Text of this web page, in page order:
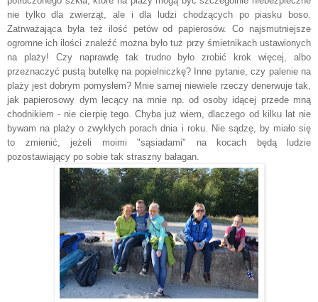
nie tylko dla zwierząt, ale i dla ludzi chodzących po piasku boso.
Zatrważająca była też ilość petów od papierosów. Co najsmutniejsze
ogromne ich ilości znaleźć można było tuż przy śmietnikach ustawionych
na plaży! Czy naprawdę tak trudno było zrobić krok więcej, albo
przeznaczyć pustą butelkę na popielniczkę? Inne pytanie, czy palenie na
plaży jest dobrym pomysłem? Mnie samej niewiele rzeczy denerwuje tak,
jak papierosowy dym lecący na mnie np. od osoby idącej przede mną
chodnikiem - nie cierpię tego. Chyba już wiem, dlaczego od kilku lat nie
bywam na plaży o zwykłych porach dnia i roku. Nie sądzę, by miało się
to zmienić, jeżeli moimi "sąsiadami" na kocach będą ludzie
pozostawiający po sobie tak straszny bałagan.